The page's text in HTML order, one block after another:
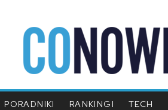
PORADNIKI RANKINGI TECH